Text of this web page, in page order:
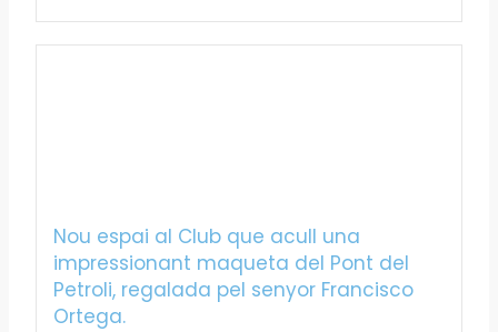
Nou espai al Club que acull una
impressionant maqueta del Pont del
Petroli, regalada pel senyor Francisco
Ortega.